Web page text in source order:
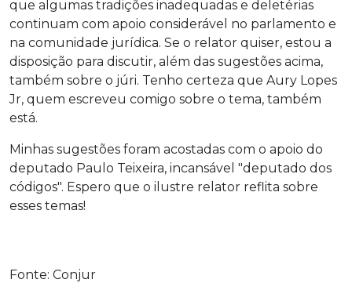
que algumas tradições inadequadas e deletérias
continuam com apoio considerável no parlamento e
na comunidade jurídica. Se o relator quiser, estou a
disposição para discutir, além das sugestões acima,
também sobre o júri. Tenho certeza que Aury Lopes
Jr, quem escreveu comigo sobre o tema, também
está.
Minhas sugestões foram acostadas com o apoio do
deputado Paulo Teixeira, incansável "deputado dos
códigos". Espero que o ilustre relator reflita sobre
esses temas!
Fonte: Conjur